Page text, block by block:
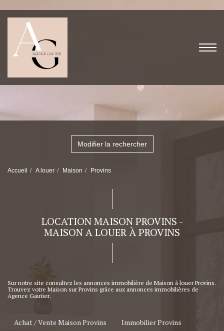
Modifier la rechercher
Accueil A louer Maison Provins
LOCATION MAISON PROVINS -
MAISON A LOUER À PROVINS
Sur notre site consultez les annonces immobilière de Maison à louer Provins.
Trouvez votre Maison sur Provins grâce aux annonces immobilières de
Agence Gautier.
Achat / Vente Maison Provins Immobilier Provins